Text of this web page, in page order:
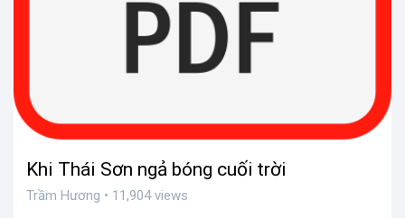
Khi Thái Sơn ngả bóng cuối trời
Trầm Hương • 11,904 views